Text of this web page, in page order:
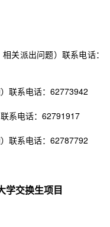
关派出问题）联系电话：
联系电话：62773942
系电话：62791917
联系电话：62787792
学交换生项目